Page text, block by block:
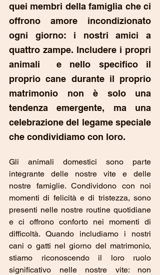
quei membri della famiglia che ci
offrono amore incondizionato
ogni giorno: i nostri amici a
quattro zampe. Includere i propri
animali  e nello specifico il
proprio cane durante il proprio
matrimonio non è solo una
tendenza emergente, ma una
celebrazione del legame speciale
che condividiamo con loro.
Gli animali domestici sono parte
integrante delle nostre vite e delle
nostre famiglie. Condividono con noi
momenti di felicità e di tristezza, sono
presenti nelle nostre routine quotidiane
e ci offrono conforto nei momenti di
difficoltà. Quando includiamo i nostri
cani o gatti nel giorno del matrimonio,
stiamo riconoscendo il loro ruolo
significativo nelle nostre vite: non